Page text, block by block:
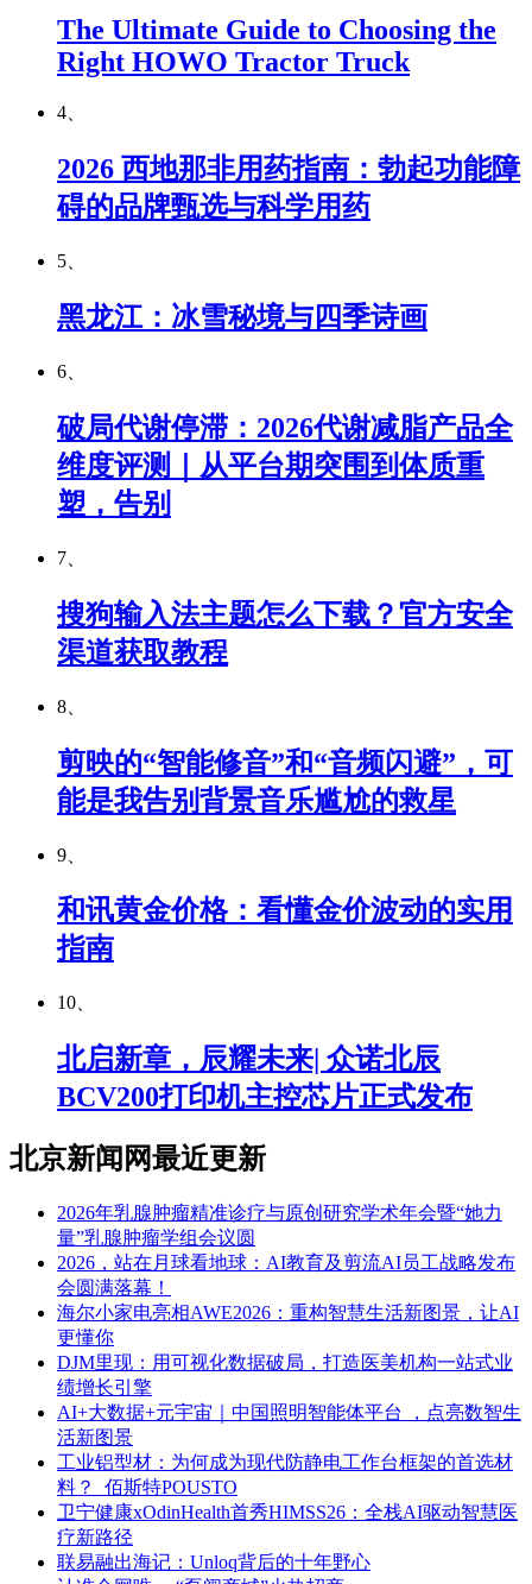
The Ultimate Guide to Choosing the
Right HOWO Tractor Truck
4、
2026 西地那非用药指南：勃起功能障
碍的品牌甄选与科学用药
5、
黑龙江：冰雪秘境与四季诗画
6、
破局代谢停滞：2026代谢减脂产品全
维度评测｜从平台期突围到体质重
塑，告别
7、
搜狗输入法主题怎么下载？官方安全
渠道获取教程
8、
剪映的“智能修音”和“音频闪避”，可
能是我告别背景音乐尴尬的救星
9、
和讯黄金价格：看懂金价波动的实用
指南
10、
北启新章，辰耀未来| 众诺北辰
BCV200打印机主控芯片正式发布
北京新闻网最近更新
2026年乳腺肿瘤精准诊疗与原创研究学术年会暨“她力
量”乳腺肿瘤学组会议圆
2026，站在月球看地球：AI教育及剪流AI员工战略发布
会圆满落幕！
海尔小家电亮相AWE2026：重构智慧生活新图景，让AI
更懂你
DJM里现：用可视化数据破局，打造医美机构一站式业
绩增长引擎
AI+大数据+元宇宙｜中国照明智能体平台 ，点亮数智生
活新图景
工业铝型材：为何成为现代防静电工作台框架的首选材
料？_佰斯特POUSTO
卫宁健康xOdinHealth首秀HIMSS26：全栈AI驱动智慧医
疗新路径
联易融出海记：Unloq背后的十年野心